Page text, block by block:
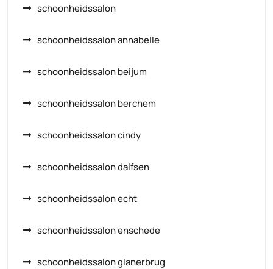
schoonheidssalon
schoonheidssalon annabelle
schoonheidssalon beijum
schoonheidssalon berchem
schoonheidssalon cindy
schoonheidssalon dalfsen
schoonheidssalon echt
schoonheidssalon enschede
schoonheidssalon glanerbrug